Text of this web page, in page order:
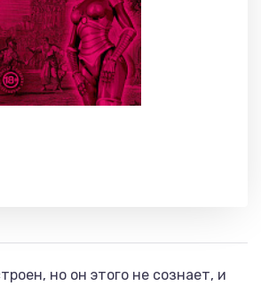
но он этого не сознает, и